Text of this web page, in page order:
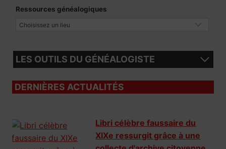
Ressources généalogiques
LES OUTILS DU GÉNÉALOGISTE
DERNIÈRES ACTUALITÉS
Libri célèbre faussaire du
XIXe ressurgit grâce à une